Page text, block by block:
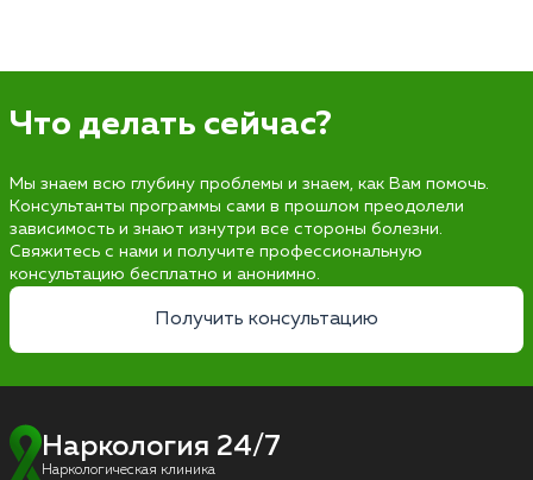
Что делать сейчас?
Мы знаем всю глубину проблемы и знаем, как Вам помочь.
Консультанты программы сами в прошлом преодолели
зависимость и знают изнутри все стороны болезни.
Свяжитесь с нами и получите профессиональную
консультацию бесплатно и анонимно.
Получить консультацию
Наркология 24/7
Наркологическая клиника